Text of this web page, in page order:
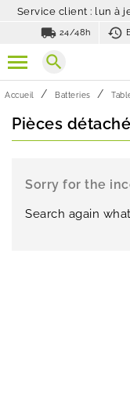
Service client : lun à
local_shipping 24/48h
search
Accueil Batteries
Pièces
Sorry for the
Search again